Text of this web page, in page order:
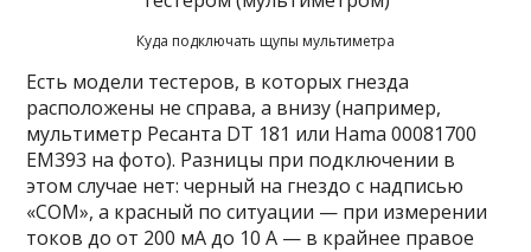
Куда подключать щупы мультиметра
Есть модели тестеров, в которых гнезда
расположены не справа, а внизу (например,
мультиметр Ресанта DT 181 или Hama 00081700
EM393 на фото). Разницы при подключении в
этом случае нет: черный на гнездо с надписью
«COM», а красный по ситуации — при измерении
токов до от 200 мА до 10 А — в крайнее правое